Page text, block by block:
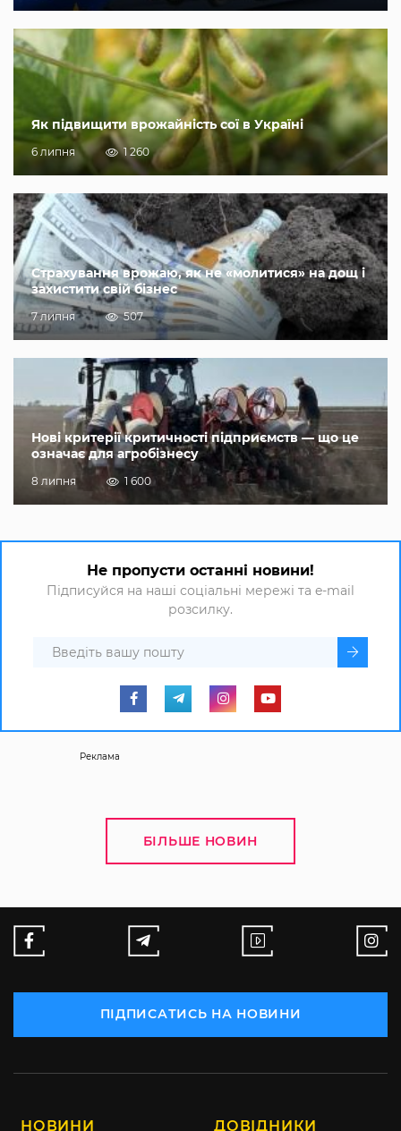
Як підвищити врожайність сої в Україні
6 липня 1 260
Страхування врожаю, як не «молитися» на дощ і
захистити свій бізнес
7 липня 507
Нові критерії критичності підприємств — що це
означає для агробізнесу
8 липня 1 600
Не пропусти останні новини!
Підписуйся на наші соціальні мережі та e-mail
розсилку.
Реклама
БІЛЬШЕ НОВИН
ПІДПИСАТИСЬ НА НОВИНИ
НОВИНИ ДОВІДНИКИ